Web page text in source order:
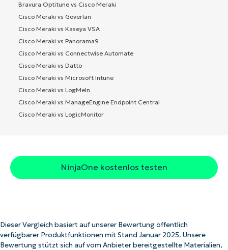
Bravura Optitune vs Cisco Meraki
Cisco Meraki vs Goverlan
Cisco Meraki vs Kaseya VSA
Cisco Meraki vs Panorama9
Cisco Meraki vs Connectwise Automate
Cisco Meraki vs Datto
Cisco Meraki vs Microsoft Intune
Cisco Meraki vs LogMeIn
Cisco Meraki vs ManageEngine Endpoint Central
Cisco Meraki vs LogicMonitor
NinjaOne kostenlos testen
Dieser Vergleich basiert auf unserer Bewertung öffentlich
verfügbarer Produktfunktionen mit Stand Januar 2025. Unsere
Bewertung stützt sich auf vom Anbieter bereitgestellte Materialien,